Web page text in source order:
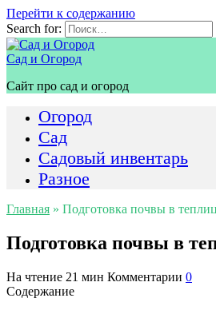
Перейти к содержанию
Search for:
Сад и Огород
Сайт про сад и огород
Огород
Сад
Садовый инвентарь
Разное
Главная » Подготовка почвы в
Подготовка почвы в
На чтение 21 мин Комментарии 0
Содержание